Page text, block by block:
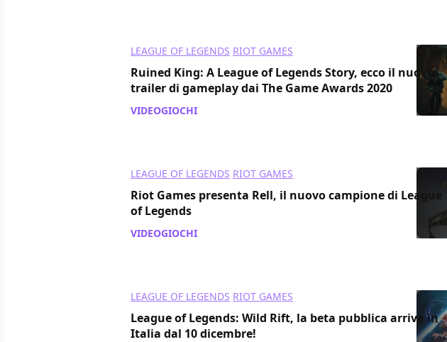
LEAGUE OF LEGENDS RIOT GAMES
Ruined King: A League of Legends Story, ecco il nuovo
trailer di gameplay dai The Game Awards 2020
VIDEOGIOCHI
LEAGUE OF LEGENDS RIOT GAMES
Riot Games presenta Rell, il nuovo campione di League
of Legends
VIDEOGIOCHI
LEAGUE OF LEGENDS RIOT GAMES
League of Legends: Wild Rift, la beta pubblica arriva in
Italia dal 10 dicembre!